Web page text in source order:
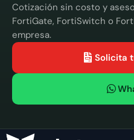
Cotización sin costo y
FortiGate, FortiSwitch o
empresa.
Solicita